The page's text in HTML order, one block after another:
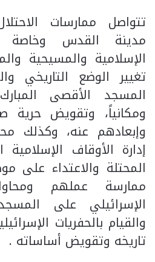
تتواصل ممارسات
مدينة القدس وخاصة
الإسلامية والمسيحية
تغيير الوضع التاريخي
المسجد الأقصى
ومكانياً، وتقويض حرية
وإبعادهم عنه، وكذلك
إدارة الأوقاف
المحتلة والاعتداء على
ممارسة عملهم
الإسرائيلي على
والقيام بالحفريات
تاريخه وتقويض أساساته .